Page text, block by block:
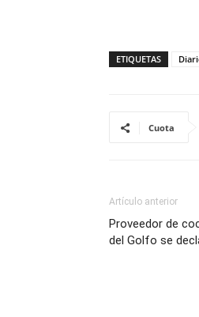
ETIQUETAS
Cuota
Artículo anterior
Proveedor de
del Golfo se